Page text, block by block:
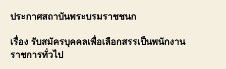
ประกาศสถาบันพระบรมราชชนก
เรื่อง รับสมัครบุคคลเพื่อเลือกสรรเป็นพนักงาน
ราชการทั่วไป